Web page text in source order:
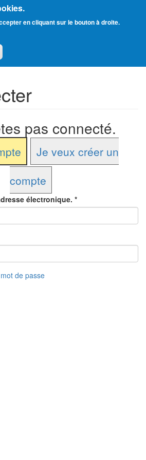
en cliquant sur le bouton à droite.
Judéo-Chrétienne de France
pas connecté.
Je veux créer un
compte
électronique. *
de passe